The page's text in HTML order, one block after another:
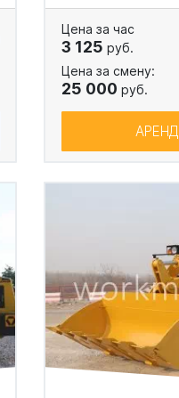
Цена за час
3 125 руб.
Цена за смену:
25 000 руб.